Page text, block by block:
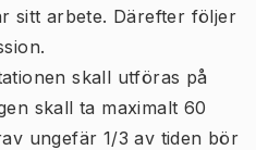
sitt arbete. Därefter följer
skall utföras på
skall ta maximalt 60
ungefär 1/3 av tiden bör